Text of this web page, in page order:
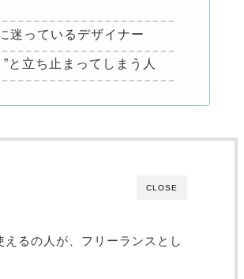
迷っているデザイナー
と立ち止まってしまう人
CLOSE
えるの人が、フリーランスとし